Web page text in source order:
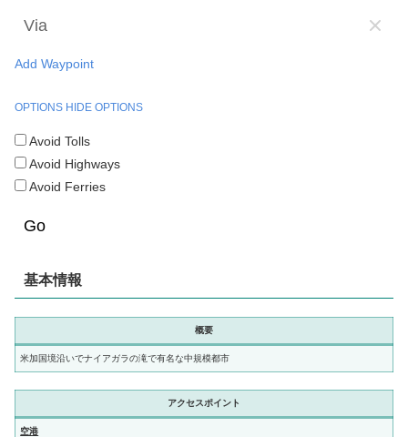
Add Waypoint
OPTIONS HIDE OPTIONS
Avoid Tolls
Avoid Highways
Avoid Ferries
基本情報
概要
米加国境沿いでナイアガラの滝で有名な中規模都市
アクセスポイント
空港